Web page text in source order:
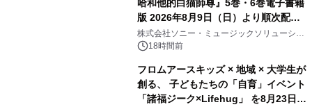
哈和他的白猫師尊』5巻・6巻電子書籍
版 2026年8月9日（日）より順次配信
開始
株式会社ソニー・ミュージックソリューショ
ンズ18時間前
フロムアースキッズ × 地域 × 大学生が
創る、 子どもたちの「自育」イベント
「諸福ジーク×Lifehug」 を8月23日